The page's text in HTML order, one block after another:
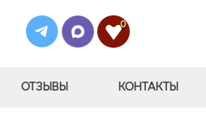
0
ОТЗЫВЫ КОНТАКТЫ